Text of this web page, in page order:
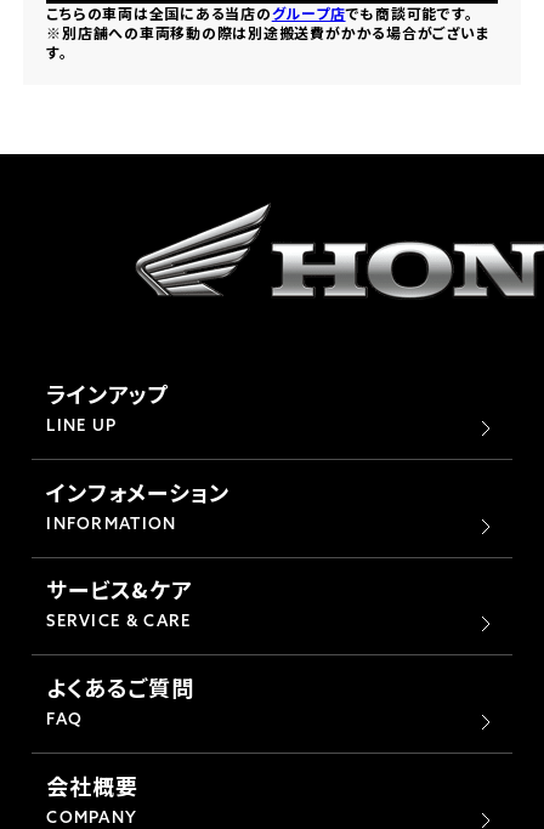
こちらの車両は全国にある当店のグループ店でも商談可能です。
※別店舗への車両移動の際は別途搬送費がかかる場合がございま
す。
ラインアップ
LINE UP
インフォメーション
INFORMATION
サービス&ケア
SERVICE & CARE
よくあるご質問
FAQ
会社概要
COMPANY
ホンダドリーム 水戸北